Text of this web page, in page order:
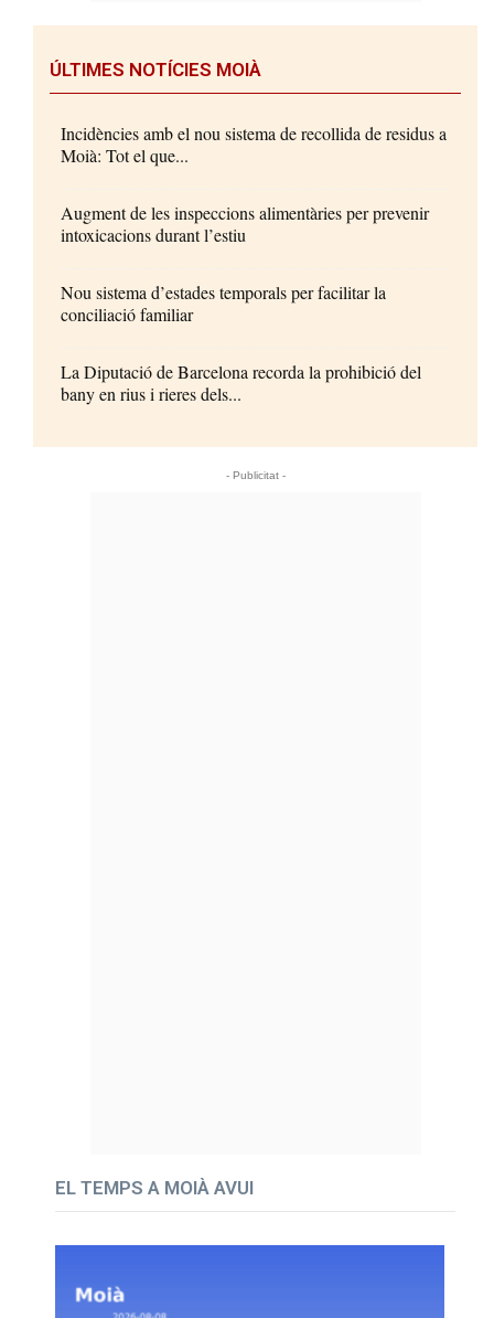
ÚLTIMES NOTÍCIES MOIÀ
Incidències amb el nou sistema de recollida de residus a
Moià: Tot el que...
Augment de les inspeccions alimentàries per prevenir
intoxicacions durant l’estiu
Nou sistema d’estades temporals per facilitar la
conciliació familiar
La Diputació de Barcelona recorda la prohibició del
bany en rius i rieres dels...
- Publicitat -
EL TEMPS A MOIÀ AVUI